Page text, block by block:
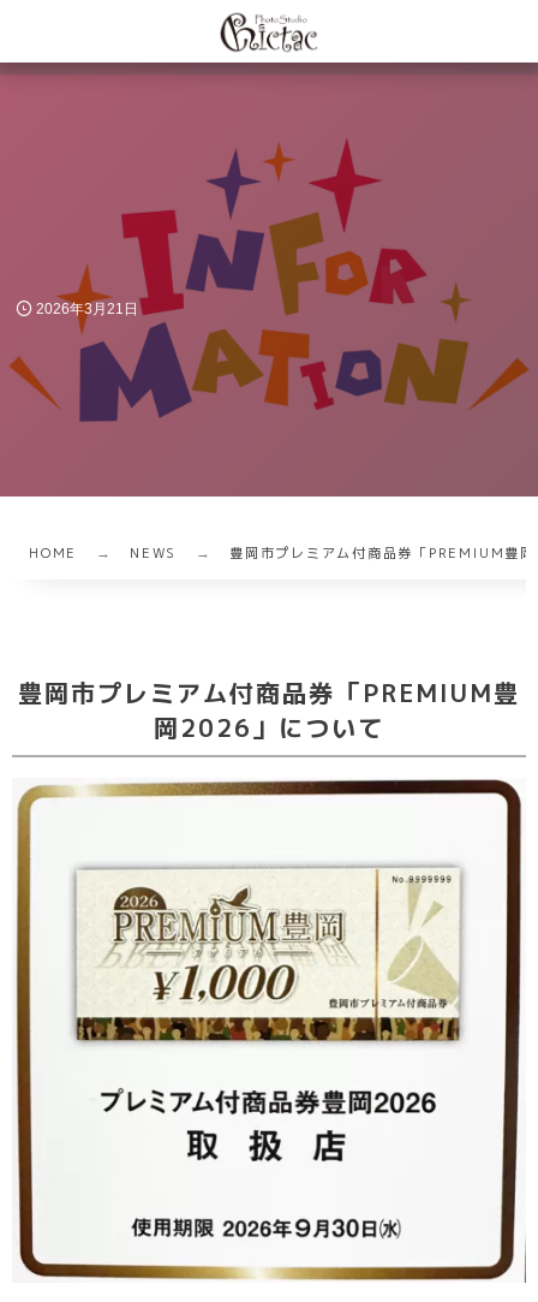
2026年3月21日
HOME NEWS 豊岡市プレミアム付商品券「PREMIUM豊
豊岡市プレミアム付商品券「PREMIUM豊
岡2026」について